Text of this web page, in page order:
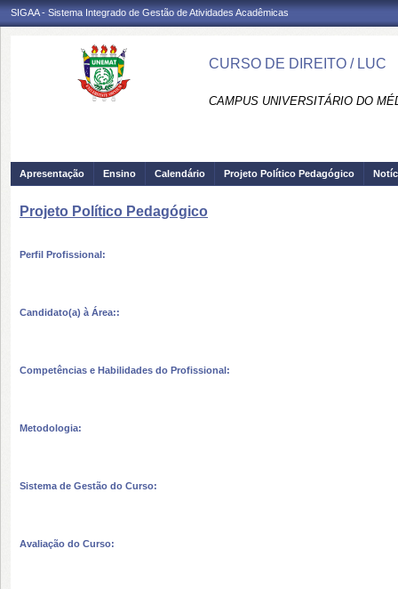
SIGAA - Sistema Integrado de Gestão de Atividades Acadêmicas
CURSO DE DIREITO / LUC
CAMPUS UNIVERSITÁRIO DO
Apresentação Ensino Calendário Projeto Político Pedagógico
Projeto Político Pedagógico
Perfil Profissional:
Candidato(a) à Área::
Competências e Habilidades do Profissional:
Metodologia:
Sistema de Gestão do Curso:
Avaliação do Curso: